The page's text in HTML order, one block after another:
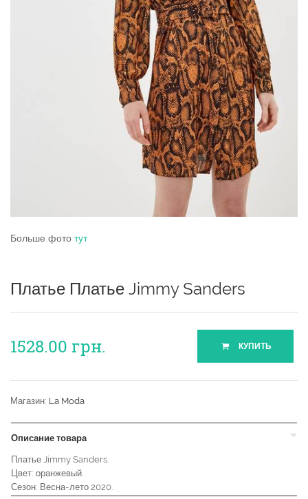
Больше фото тут
Платье Платье Jimmy Sanders
1528.00 грн. КУПИТЬ
Магазин: La Moda
Описание товара
Платье Jimmy Sanders.
Цвет: оранжевый.
Сезон: Весна-лето 2020.